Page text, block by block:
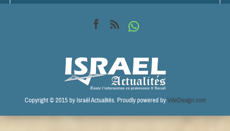
Copyright © 2015 by Israël Actualités. Proudly powered byVdeDesign.com